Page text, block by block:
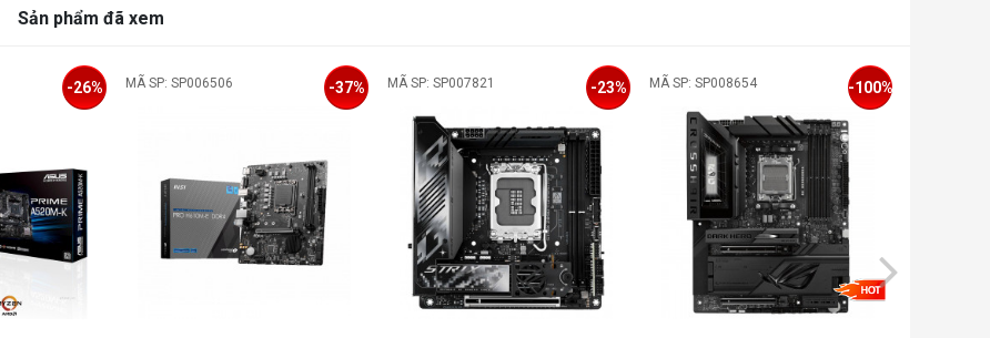
Sản phẩm đã xem
-26% MÃ SP: SP006506 -37% MÃ SP: SP007821 -23% MÃ SP: SP008654 -100%